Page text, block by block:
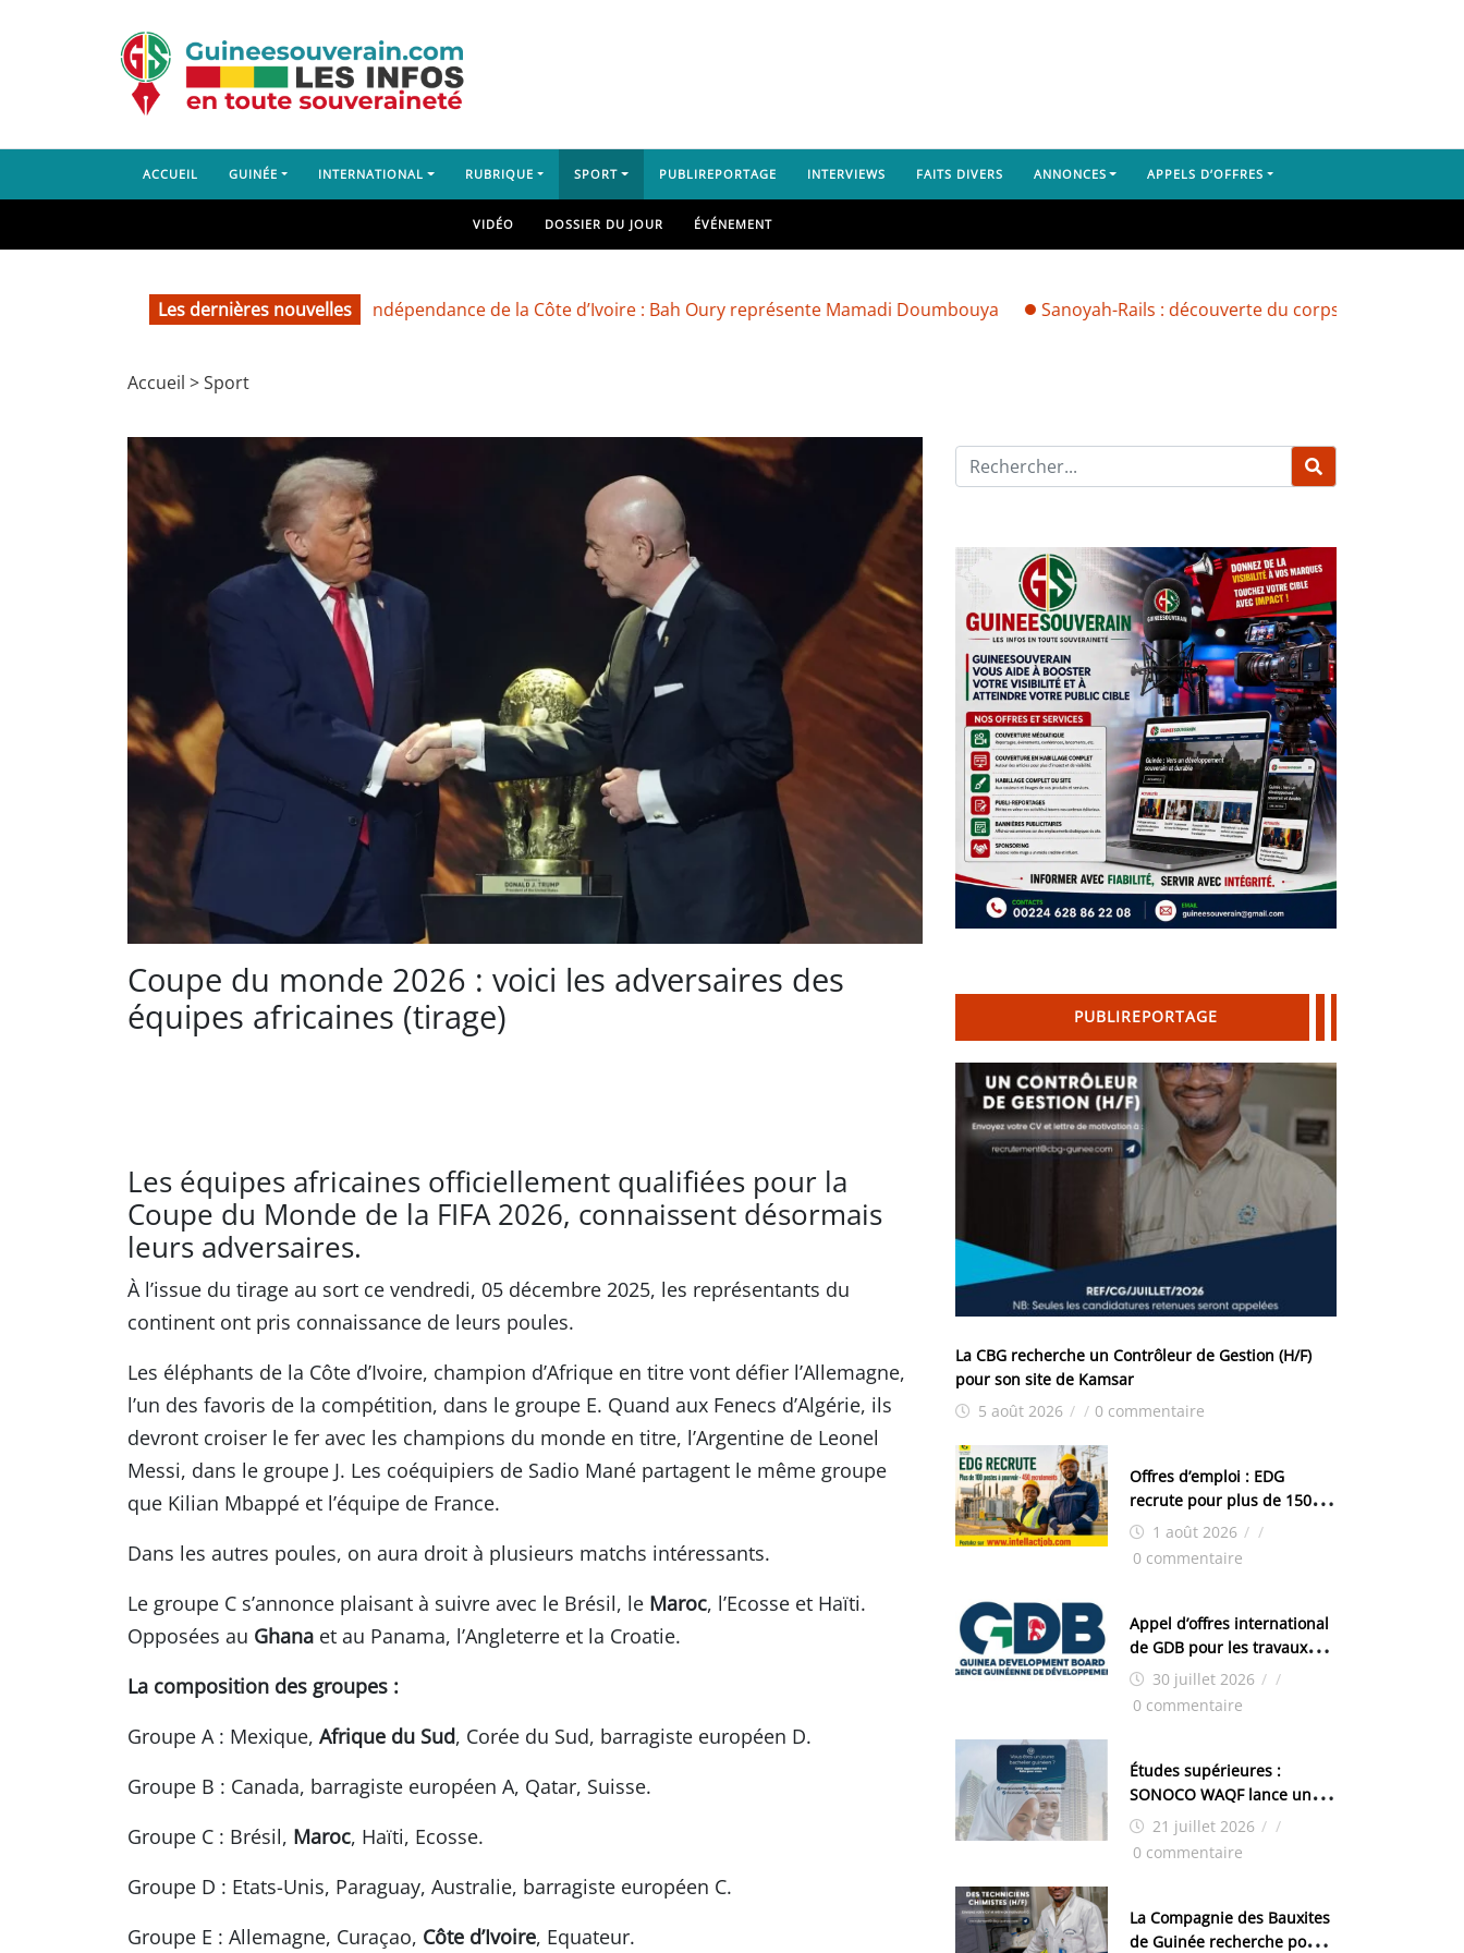
ACCUEIL GUINÉE INTERNATIONAL RUBRIQUE SPORT PUBLIREPORTAGE INTERVIEWS FAITS DIVERS ANNONCES APPELS D’OFFRES
VIDÉO DOSSIER DU JOUR ÉVÉNEMENT
Les dernières nouvelles
66e anniversaire de l’indépendance de la Côte d’Ivoire : Bah Oury représente Mamadi Doumbouya Sanoyah-Rails : découverte du corps d’un Libérien, le doute
Accueil >Sport
Coupe du monde 2026 : voici les adversaires des
équipes africaines (tirage)
Les équipes africaines officiellement qualifiées pour la
Coupe du Monde de la FIFA 2026, connaissent désormais
leurs adversaires.
À l’issue du tirage au sort ce vendredi, 05 décembre 2025, les représentants du
continent ont pris connaissance de leurs poules.
Les éléphants de la Côte d’Ivoire, champion d’Afrique en titre vont défier l’Allemagne,
l’un des favoris de la compétition, dans le groupe E. Quand aux Fenecs d’Algérie, ils
devront croiser le fer avec les champions du monde en titre, l’Argentine de Leonel
Messi, dans le groupe J. Les coéquipiers de Sadio Mané partagent le même groupe
que Kilian Mbappé et l’équipe de France.
Dans les autres poules, on aura droit à plusieurs matchs intéressants.
Le groupe C s’annonce plaisant à suivre avec le Brésil, le Maroc, l’Ecosse et Haïti.
Opposées au Ghana et au Panama, l’Angleterre et la Croatie.
La composition des groupes :
Groupe A : Mexique, Afrique du Sud, Corée du Sud, barragiste européen D.
Groupe B : Canada, barragiste européen A, Qatar, Suisse.
Groupe C : Brésil, Maroc, Haïti, Ecosse.
Groupe D : Etats-Unis, Paraguay, Australie, barragiste européen C.
Groupe E : Allemagne, Curaçao, Côte d’Ivoire, Equateur.
PUBLIREPORTAGE
La CBG recherche un Contrôleur de Gestion (H/F)
pour son site de Kamsar
5 août 2026 / / 0 commentaire
Offres d’emploi : EDG
recrute pour plus de 150
postes1 août 2026 / /
0 commentaire
Appel d’offres international
de GDB pour les travaux
d’aménagement de la zone
industrielle de FANDJE
30 juillet 2026 / /
0 commentaire
Études supérieures :
SONOCO WAQF lance un
programme de bourses
pour la Malaisie
21 juillet 2026 / /
0 commentaire
La Compagnie des Bauxites
de Guinée recherche pour